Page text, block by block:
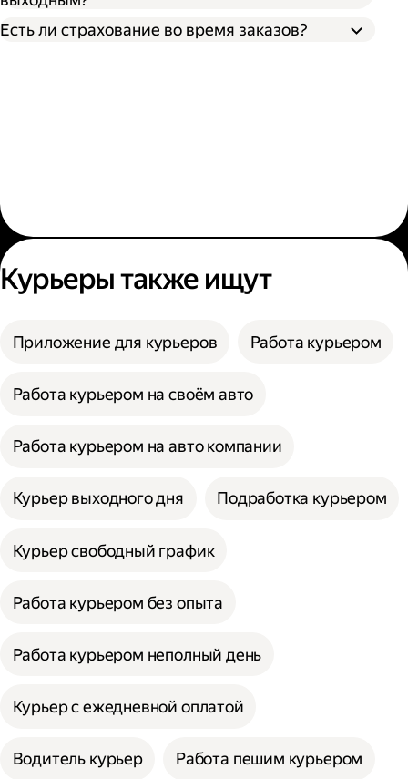
Есть ли страхование во время заказов?
Курьеры также ищут
Приложение для курьеров Работа курьером
Работа курьером на своём авто
Работа курьером на авто компании
Курьер выходного дня Подработка курьером
Курьер свободный график
Работа курьером без опыта
Работа курьером неполный день
Курьер с ежедневной оплатой
Водитель курьер Работа пешим курьером